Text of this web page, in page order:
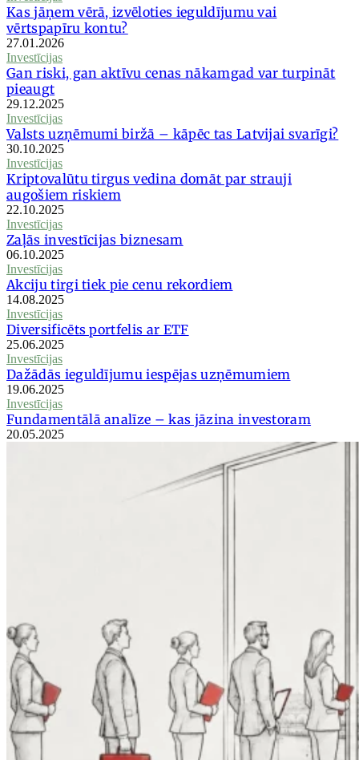
Kas jāņem vērā, izvēloties ieguldījumu vai
vērtspapīru kontu?
27.01.2026
Investīcijas
Gan riski, gan aktīvu cenas nākamgad var turpināt
pieaugt
29.12.2025
Investīcijas
Valsts uzņēmumi biržā – kāpēc tas Latvijai svarīgi?
30.10.2025
Investīcijas
Kriptovalūtu tirgus vedina domāt par strauji
augošiem riskiem
22.10.2025
Investīcijas
Zaļās investīcijas biznesam
06.10.2025
Investīcijas
Akciju tirgi tiek pie cenu rekordiem
14.08.2025
Investīcijas
Diversificēts portfelis ar ETF
25.06.2025
Investīcijas
Dažādās ieguldījumu iespējas uzņēmumiem
19.06.2025
Investīcijas
Fundamentālā analīze – kas jāzina investoram
20.05.2025